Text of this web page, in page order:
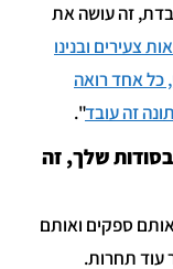
זה עושה את
צעירים ובנינו
כל אחד רואה
זה עובד".
שלך, זה
ספקים ואותם
עוד תחרות.